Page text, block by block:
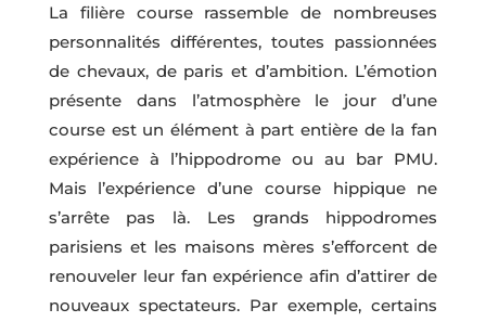
La filière course rassemble de nombreuses
personnalités différentes, toutes passionnées
de chevaux, de paris et d’ambition. L’émotion
présente dans l’atmosphère le jour d’une
course est un élément à part entière de la fan
expérience à l’hippodrome ou au bar PMU.
Mais l’expérience d’une course hippique ne
s’arrête pas là. Les grands hippodromes
parisiens et les maisons mères s’efforcent de
renouveler leur fan expérience afin d’attirer de
nouveaux spectateurs. Par exemple, certains